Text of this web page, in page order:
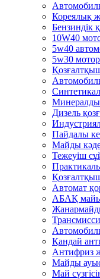
Кореялық
Бензиндік
10W40
5w40
5w30
Дизель
Пайдалы
Mайды
Тежеуіш
Автомат
АБАҚ
Қандай
Антифриз
Майды
Май